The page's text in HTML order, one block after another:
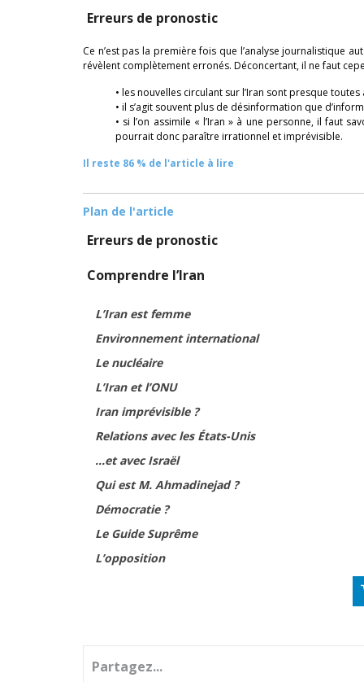
Erreurs de pronostic
Ce n’est pas la première fois que l’analyse journalistique
révèlent complètement erronés. Déconcertant, il ne faut
• les nouvelles circulant sur l’Iran sont presque
• il s’agit souvent plus de désinformation que
• si l’on assimile « l’Iran » à une personne, il faut
pourrait donc paraître irrationnel et imprévisible.
Il reste 86 % de l'article à lire
Plan de l'article
Erreurs de pronostic
Comprendre l’Iran
L’Iran est femme
Environnement international
Le nucléaire
L’Iran et l’ONU
Iran imprévisible ?
Relations avec les États-Unis
...et avec Israël
Qui est M. Ahmadinejad ?
Démocratie ?
Le Guide Suprême
L’opposition
Partagez...